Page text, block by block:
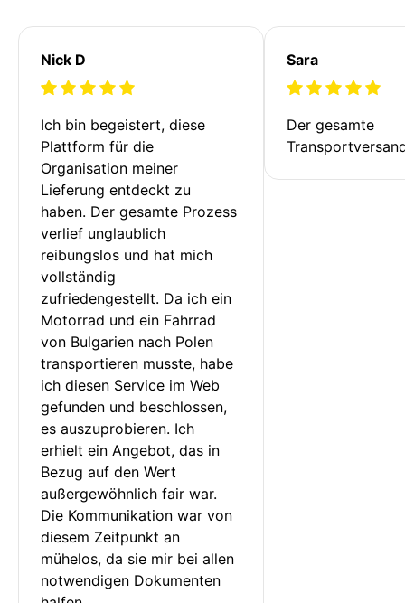
Nick D
Ich bin begeistert, diese
Plattform für die
Organisation meiner
Lieferung entdeckt zu
haben. Der gesamte Prozess
verlief unglaublich
reibungslos und hat mich
vollständig
zufriedengestellt. Da ich ein
Motorrad und ein Fahrrad
von Bulgarien nach Polen
transportieren musste, habe
ich diesen Service im Web
gefunden und beschlossen,
es auszuprobieren. Ich
erhielt ein Angebot, das in
Bezug auf den Wert
außergewöhnlich fair war.
Die Kommunikation war von
diesem Zeitpunkt an
mühelos, da sie mir bei allen
notwendigen Dokumenten
Sara
Der gesamte